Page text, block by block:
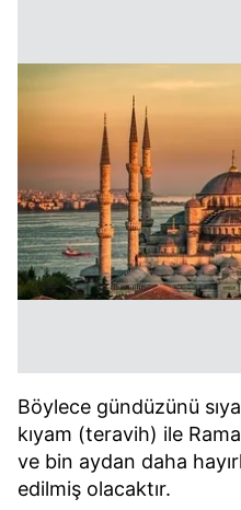
Böylece gündüzünü
kıyam (teravih) ile
ve bin aydan daha
edilmiş olacaktır.